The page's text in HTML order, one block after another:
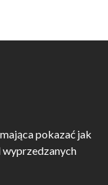
pokazać jak
wyprzedzanych